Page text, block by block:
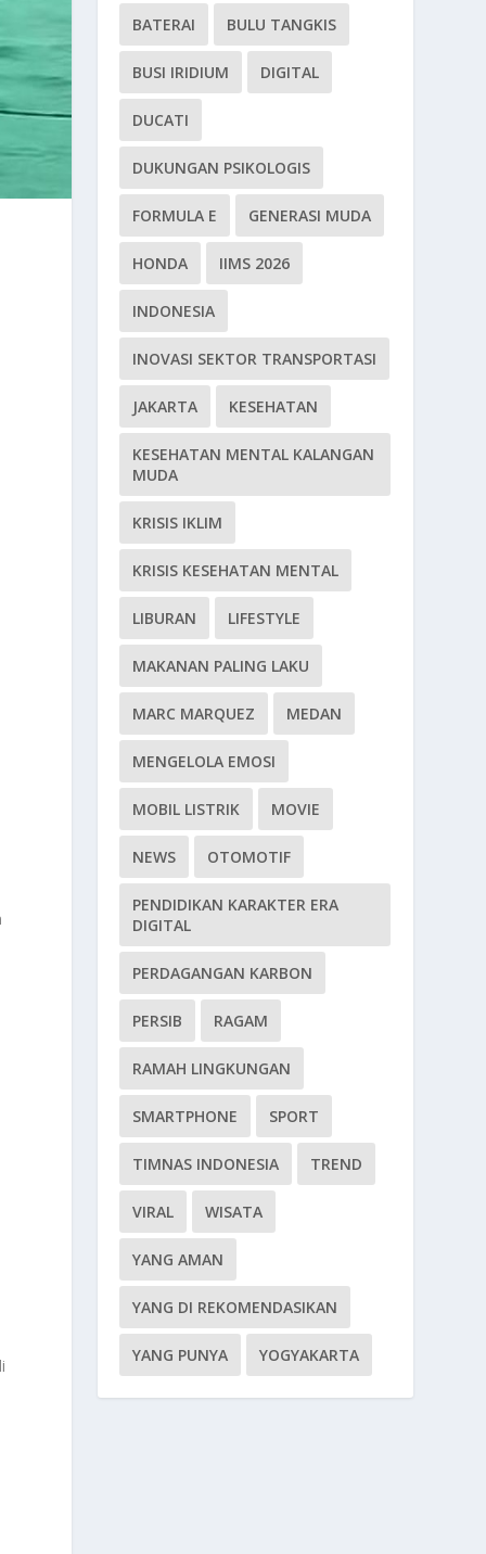
BATERAI BULU TANGKIS
BUSI IRIDIUM DIGITAL
DUCATI
DUKUNGAN PSIKOLOGIS
FORMULA E GENERASI MUDA
HONDA IIMS 2026
INDONESIA
INOVASI SEKTOR TRANSPORTASI
JAKARTA KESEHATAN
KESEHATAN MENTAL KALANGAN
MUDA
KRISIS IKLIM
KRISIS KESEHATAN MENTAL
LIBURAN LIFESTYLE
MAKANAN PALING LAKU
MARC MARQUEZ MEDAN
MENGELOLA EMOSI
MOBIL LISTRIK MOVIE
NEWS OTOMOTIF
PENDIDIKAN KARAKTER ERA
DIGITAL
PERDAGANGAN KARBON
PERSIB RAGAM
RAMAH LINGKUNGAN
SMARTPHONE SPORT
TIMNAS INDONESIA TREND
VIRAL WISATA
YANG AMAN
YANG DI REKOMENDASIKAN
YANG PUNYA YOGYAKARTA